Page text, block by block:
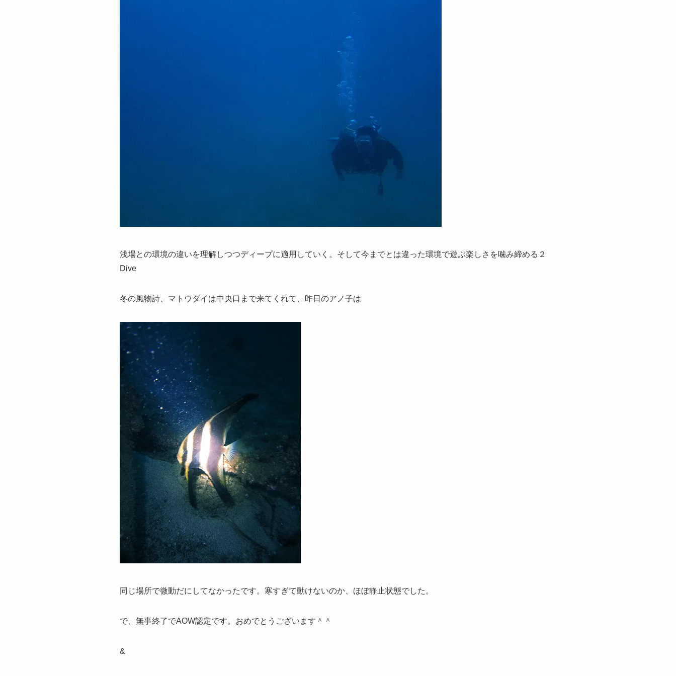
浅場との環境の違いを理解しつつディープに適用していく。そして今までとは違った環境で遊ぶ楽しさを噛み締める２
Dive
冬の風物詩、マトウダイは中央口まで来てくれて、昨日のアノ子は
同じ場所で微動だにしてなかったです。寒すぎて動けないのか、ほぼ静止状態でした。
で、無事終了でAOW認定です。おめでとうございます＾＾
&